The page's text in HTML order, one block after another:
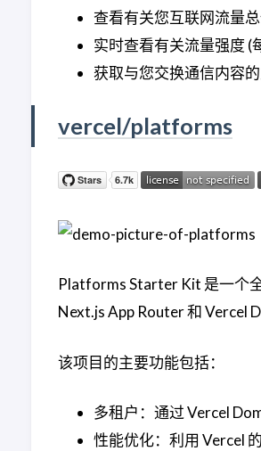
查看有关您互联网流量
实时查看有关流量强度 (
获取与您交换通信内容
vercel/platforms
Platforms Starter Kit 是一个
Next.js App Router 和 Vercel
该项目的主要功能包括：
多租户：通过 Vercel
性能优化：利用 Vercel